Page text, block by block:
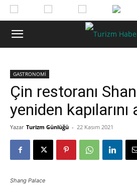
GASTRONOMİ
Çin restoranı
yeniden kapılarını
Yazar Turizm Günlüğü - 22 Kasım 2021
Shang Palace